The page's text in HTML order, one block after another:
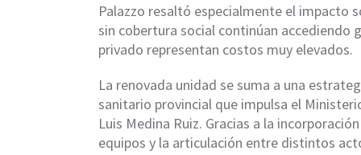
Palazzo resaltó especialmente el impacto
sin cobertura social continúan
privado representan costos muy elevados.
La renovada unidad se suma a una
sanitario provincial que impulsa el
Luis Medina Ruiz. Gracias a la
equipos y la articulación entre distintos